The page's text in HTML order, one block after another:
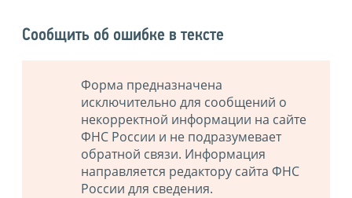
Сообщить об ошибке в тексте
Форма предназначена
исключительно для сообщений о
некорректной информации на сайте
ФНС России и не подразумевает
обратной связи. Информация
направляется редактору сайта ФНС
России для сведения.